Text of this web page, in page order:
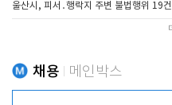
울산시, 피서․행락지 주변 불법행위 19
채용 메인박스